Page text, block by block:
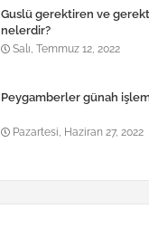
Guslü gerektiren ve
nelerdir?
Salı, Temmuz 12, 2022
Peygamberler günah
Pazartesi, Haziran 27, 2022